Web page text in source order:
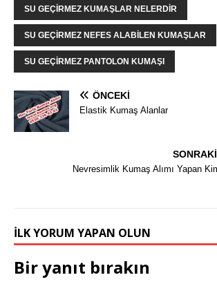
SU GEÇIRMEZ KUMAŞLAR NELERDIR
SU GEÇIRMEZ NEFES ALABILEN KUMAŞLAR
SU GEÇIRMEZ PANTOLON KUMAŞI
ÖNCEKI
Elastik Kumaş Alanlar
SONRAKI
Nevresimlik Kumaş Alımı Yapan
İLK YORUM YAPAN OLUN
Bir yanıt bırakın